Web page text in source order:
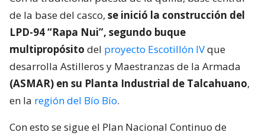
de la base del casco, se inició la construcción del
LPD-94 “Rapa Nui”, segundo buque
multipropósito del proyecto Escotillón IVque
desarrolla Astilleros y Maestranzas de la Armada
(ASMAR) en su Planta Industrial de Talcahuano,
en la región del Bío Bío.
Con esto se sigue el Plan Nacional Continuo de